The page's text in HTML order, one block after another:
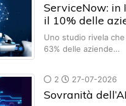
ServiceNow: in
il 10% delle
Uno studio rivela
63% delle aziende…
2 27-07-2026
Sovranità